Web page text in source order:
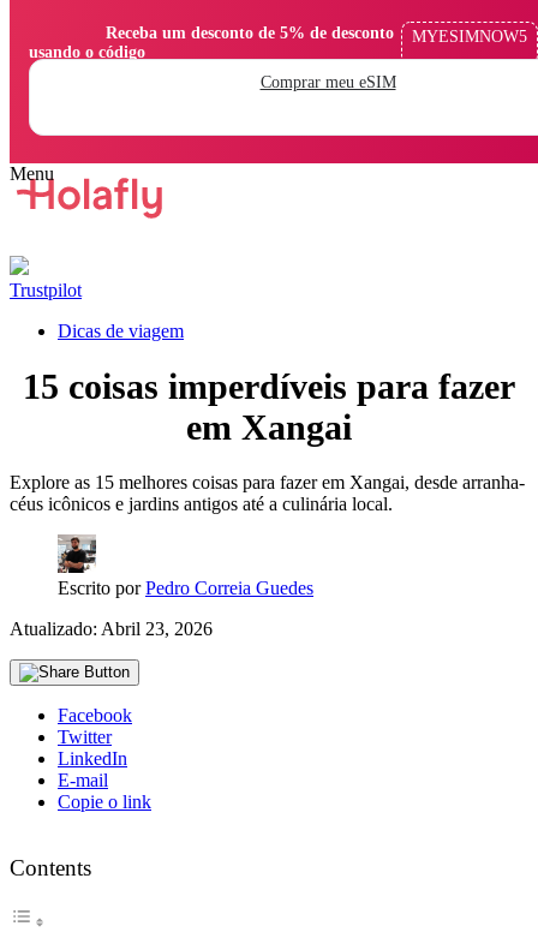
usando o código
MYESIMNOW5
Comprar meu eSIM
Trustpilot
Dicas de viagem
15 coisas imperdíveis para fazer
em Xangai
Explore as 15 melhores coisas para fazer em Xangai, desde arranha-
céus icônicos e jardins antigos até a culinária local.
Escrito porPedro Correia Guedes
Atualizado: Abril 23, 2026
Facebook
Twitter
LinkedIn
E-mail
Copie o link
Contents